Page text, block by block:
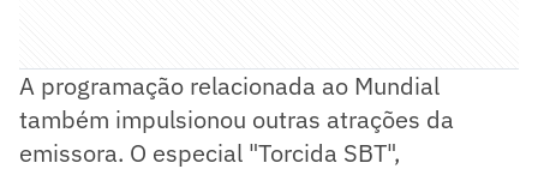
A programação relacionada ao Mundial
também impulsionou outras atrações da
emissora. O especial "Torcida SBT",